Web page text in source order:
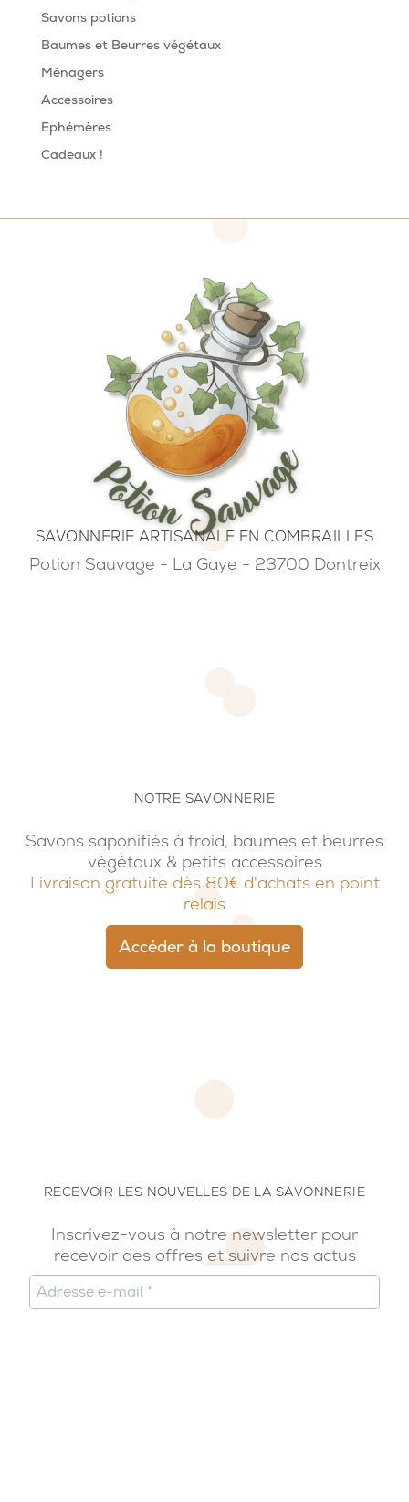
Savons potions
Baumes et Beurres végétaux
Ménagers
Accessoires
Ephémères
Cadeaux !
NOTRE SAVONNERIE
Savons saponifiés à froid, baumes et beurres
végétaux & petits accessoires
Livraison gratuite dès 80€ d'achats en point
relais
Accéder à la boutique
SAVONNERIE ARTISANALE EN COMBRAILLES
Potion Sauvage - La Gaye - 23700 Dontreix
RECEVOIR LES NOUVELLES DE LA SAVONNERIE
Inscrivez-vous à notre newsletter pour
recevoir des offres et suivre nos actus